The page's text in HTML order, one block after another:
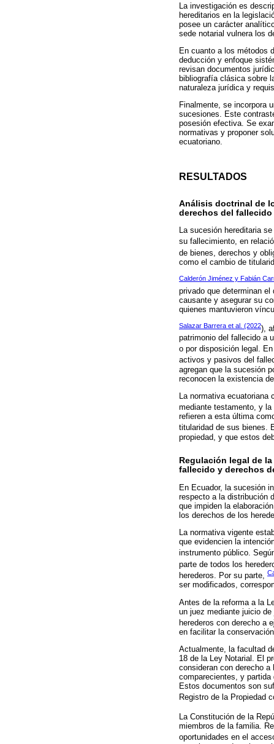
La investigación es
hereditarios en la
posee un carácter
sede notarial vulnera los
En cuanto a los métodos
deducción y enfoque
revisan documentos
bibliografía clásica sobre
naturaleza jurídica y
Finalmente, se incorpora
sucesiones. Este
posesión efectiva. Se
normativas y proponer
ecuatoriano.
RESULTADOS
Análisis doctrinal de
derechos del
La sucesión hereditaria
su fallecimiento, en
de bienes, derechos y
como el cambio de
Calderón Jiménez y Fabián
privado que determinan
causante y asegurar su
quienes mantuvieron
Salazar Barrera et al. (2022),
patrimonio del fallecido a
o por disposición legal.
activos y pasivos del
agregan que la sucesión
reconocen la existencia
La normativa ecuatoriana
mediante testamento, y
refieren a esta última
titularidad de sus bienes.
propiedad, y que estos
Regulación legal de
fallecido y derechos
En Ecuador, la sucesión
respecto a la distribución
que impiden la
los derechos de los
La normativa vigente
que evidencien la
instrumento público.
parte de todos los
herederos. Por su parte,
ser modificados,
Antes de la reforma a la
un juez mediante juicio
herederos con derecho a
en facilitar la
Actualmente, la facultad
18 de la Ley Notarial. El
consideran con derecho
comparecientes, y
Estos documentos son
Registro de la Propiedad
La Constitución de la
miembros de la familia.
oportunidades en el